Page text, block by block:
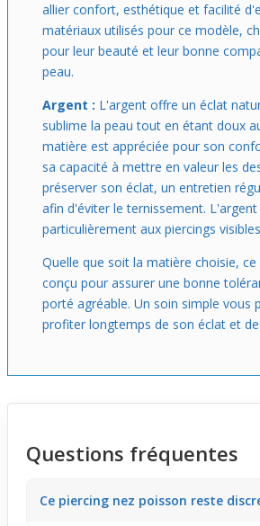
allier confort, esthétique et facilité
matériaux utilisés pour ce modèle,
pour leur beauté et leur bonne
peau.
Argent : L'argent offre un éclat
sublime la peau tout en étant doux
matière est appréciée pour son
sa capacité à mettre en valeur les
préserver son éclat, un entretien
afin d'éviter le ternissement.
particulièrement aux piercings
Quelle que soit la matière choisie,
conçu pour assurer une bonne
porté agréable. Un soin simple vous
profiter longtemps de son éclat et
Questions fréquentes
Ce piercing nez poisson reste